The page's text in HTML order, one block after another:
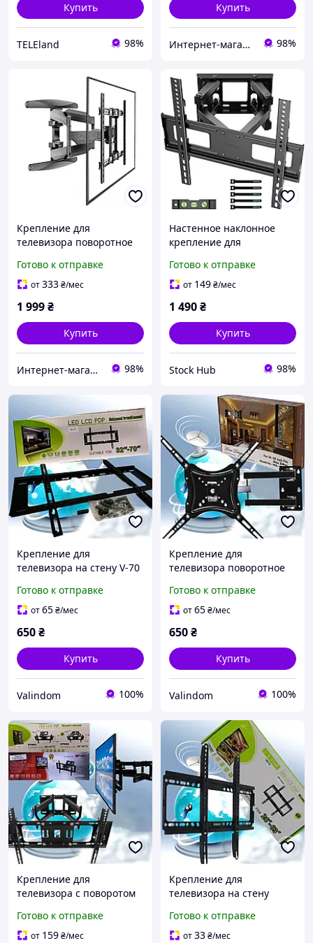
Купить
TELEland 98%
Купить
Интернет-магазин «Gadgetarium» 98%
Крепление для
телевизора поворотное
Держатель для ТВ
Готово к отправке
от333₴/мес
1 999₴
Купить
Интернет-магазин «Gadgetarium» 98%
Настенное наклонное
крепление для
Bontec MF400EU-v03-1
Поворотный кронштейн
Готово к отправке
от 149₴/мес
1 490₴
Купить
Stock Hub 98%
Крепление для
телевизора на стену V-70
Кронштейн Держатель
для ТВ
Готово к отправке
от65₴/мес
650₴
Купить
Valindom 100%
Крепление для
телевизора поворотное
HDL-117B-2/ 6896/14"-55"
дюймов/ Кронштейн для
Готово к отправке
от65₴/мес
650₴
Купить
Valindom 100%
Крепление для
телевизора с поворотом
кронштейн для
телевизора до 50кг
Готово к отправке
от 159₴/мес
Крепление для
телевизора на стену
дюймов / Кронштейн
Держатель для ТВ
Готово к отправке
от33₴/мес